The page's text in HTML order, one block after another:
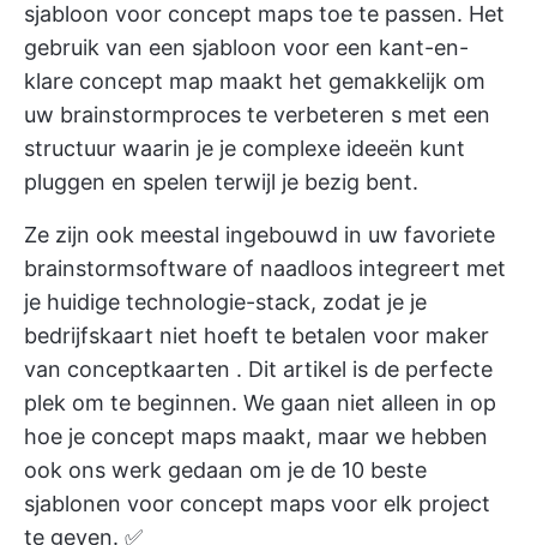
sjabloon voor concept maps toe te passen. Het
gebruik van een sjabloon voor een kant-en-
klare concept map maakt het gemakkelijk om
uw brainstormproces te verbeteren s met een
structuur waarin je je complexe ideeën kunt
pluggen en spelen terwijl je bezig bent.
Ze zijn ook meestal ingebouwd in uw favoriete
brainstormsoftware of naadloos integreert met
je huidige technologie-stack, zodat je je
bedrijfskaart niet hoeft te betalen voor maker
van conceptkaarten . Dit artikel is de perfecte
plek om te beginnen. We gaan niet alleen in op
hoe je concept maps maakt, maar we hebben
ook ons werk gedaan om je de 10 beste
sjablonen voor concept maps voor elk project
te geven. ✅